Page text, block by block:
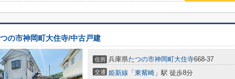
の市神岡町大住寺/中古戸建
住所 兵庫県たつの市神岡町大住寺668-37
交通 姫新線 「 東觜崎 」駅 徒歩8分